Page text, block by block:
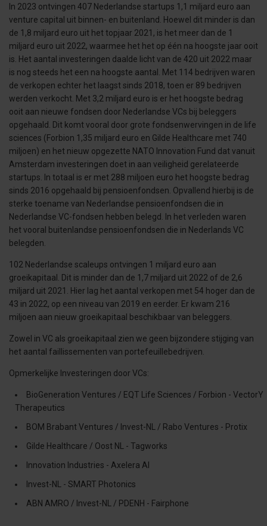
In 2023 ontvingen 407 Nederlandse startups 1,1 miljard euro aan
venture capital uit binnen- en buitenland. Hoewel dit minder is dan
de 1,8 miljard euro uit het topjaar 2021, is het meer dan de 1
miljard euro uit 2022, waarmee het het op één na hoogste jaar ooit
is. Het aantal investeringen daalde licht van de 420 uit 2022 maar
is nog steeds het een na hoogste aantal. Met 114 bedrijven waren
de verkopen echter het laagst sinds 2018, toen er 89 bedrijven
werden verkocht. Met 3,2 miljard euro is er het hoogste bedrag
ooit aan nieuwe fondsen door Nederlandse VCs bij beleggers
opgehaald. Dit komt vooral door grote fondsenwervingen in de life
sciences (Forbion 1,35 miljard euro en Gilde Healthcare met 740
miljoen) en het nieuw opgezette NATO Innovation Fund dat vanuit
Amsterdam investeringen doet in aan veiligheid gerelateerde
startups. In totaal is er met 288 miljoen euro het hoogste bedrag
sinds 2016 opgehaald bij pensioenfondsen. Opvallend hierbij is de
sterke toename van Nederlandse pensioenfondsen die in
Nederlandse VC-fondsen hebben belegd. In het verleden waren
het vooral buitenlandse pensioenfondsen die in Nederlands VC
belegden.
102 Nederlandse scaleups ontvingen 1 miljard euro aan
groeikapitaal. Dit is minder dan de 1,7 miljard uit 2022 of de 2,6
miljard uit 2021. Hier lag het aantal verkopen met 54 hoger dan de
43 in 2022, op een niveau van 2019 en eerder. Er kwam 216
miljoen aan nieuw groeikapitaal beschikbaar van beleggers.
Zowel in VC als groeikapitaal zien we geen bijzondere stijging van
het aantal faillissementen van portefeuillebedrijven.
Opmerkelijke Investeringen door VCs:
BioGeneration Ventures / EQT Life Sciences / Forbion - VectorY
Therapeutics
BOM Brabant Ventures / Invest-NL / Rabo Ventures - Protix
Gilde Healthcare / Oost NL - Tagworks
Innovation Industries - Axelera AI
Invest-NL - SMART Photonics
ABN AMRO / Invest-NL / PDENH - Fairphone